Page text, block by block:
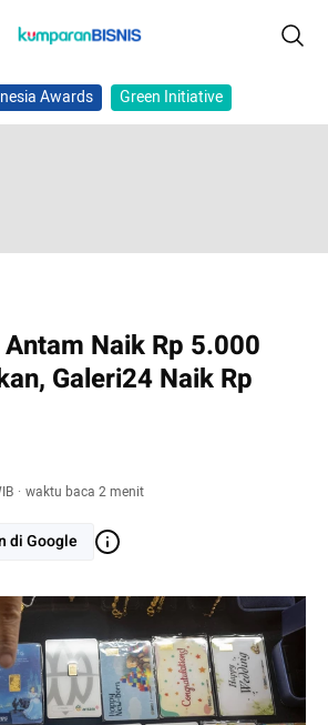
Awards Green Initiative
Naik Rp 5.000
Galeri24 Naik Rp
· waktu baca 2 menit
di Google